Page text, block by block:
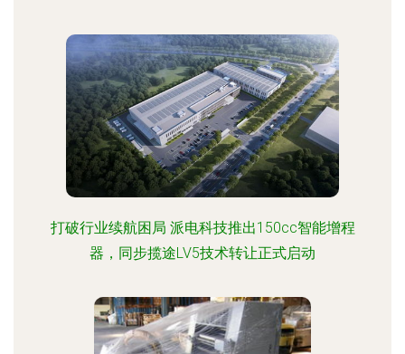
打破行业续航困局 派电科技推出150cc智能增程
器，同步揽途LV5技术转让正式启动